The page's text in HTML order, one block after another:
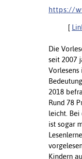
h t t p s : / / w
[
Die
seit 2007
Vorlesens
2018
Rund 78
leicht. Bei
ist sogar
Kindern